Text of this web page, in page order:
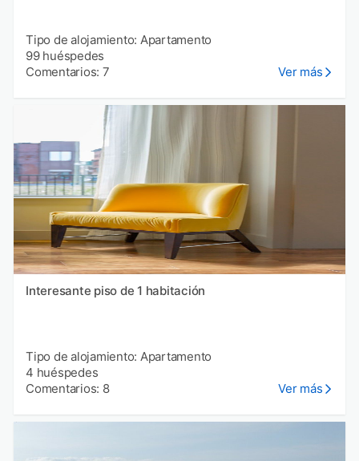
Tipo de alojamiento: Apartamento
99 huéspedes
Comentarios: 7
Ver más
Interesante piso de 1 habitación
Tipo de alojamiento: Apartamento
4 huéspedes
Comentarios: 8
Ver más